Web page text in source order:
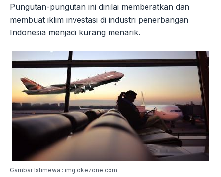
Pungutan-pungutan ini dinilai memberatkan dan
membuat iklim investasi di industri penerbangan
Indonesia menjadi kurang menarik.
Gambar Istimewa : img.okezone.com